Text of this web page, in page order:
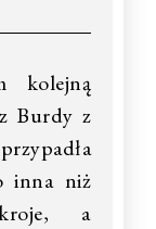
kolejną
Burdy z
inna niż
a